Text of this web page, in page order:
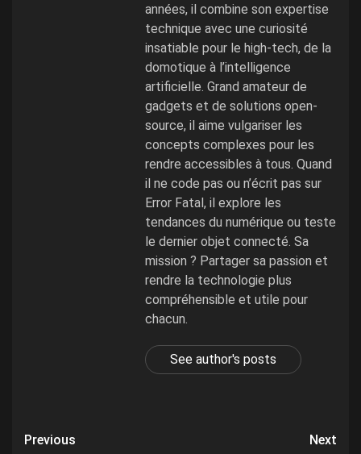
années, il combine son expertise
technique avec une curiosité
insatiable pour le high-tech, de la
domotique à l’intelligence
artificielle. Grand amateur de
gadgets et de solutions open-
source, il aime vulgariser les
concepts complexes pour les
rendre accessibles à tous. Quand
il ne code pas ou n’écrit pas sur
Error Fatal, il explore les
tendances du numérique ou teste
le dernier objet connecté. Sa
mission ? Partager sa passion et
rendre la technologie plus
compréhensible et utile pour
chacun.
See author's posts
Post
Previous
Next